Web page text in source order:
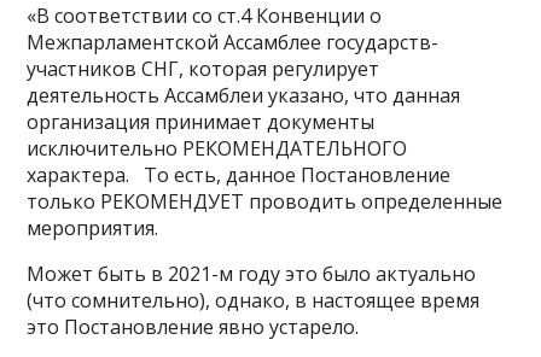
«В соответствии со ст.4 Конвенции о
Межпарламентской Ассамблее государств-
участников СНГ, которая регулирует
деятельность Ассамблеи указано, что данная
организация принимает документы
исключительно РЕКОМЕНДАТЕЛЬНОГО
характера. То есть, данное Постановление
только РЕКОМЕНДУЕТ проводить определенные
мероприятия.
Может быть в 2021-м году это было актуально
(что сомнительно), однако, в настоящее время
это Постановление явно устарело.